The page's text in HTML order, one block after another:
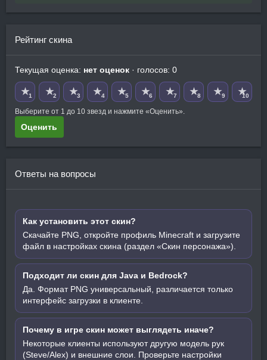
Рейтинг скина
Текущая оценка: нет оценок · голосов: 0
★1 ★2 ★3 ★4 ★5 ★6 ★7 ★8 ★9 ★10
Выберите от 1 до 10 звезд и нажмите «Оценить».
Оценить
Ответы на вопросы
Как установить этот скин?
Скачайте PNG, откройте профиль Minecraft и загрузите
файл в настройках скина (раздел «Скин персонажа»).
Подходит ли скин для Java и Bedrock?
Да. Формат PNG универсальный, различается только
интерфейс загрузки в клиенте.
Почему в игре скин может выглядеть иначе?
Некоторые клиенты используют другую модель рук
(Steve/Alex) и внешние слои. Проверьте настройки